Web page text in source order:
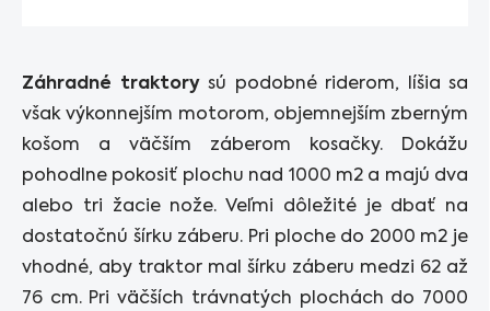
Záhradné traktory sú podobné riderom, líšia sa
však výkonnejším motorom, objemnejším zberným
košom a väčším záberom kosačky. Dokážu
pohodlne pokosiť plochu nad 1000 m2 a majú dva
alebo tri žacie nože. Veľmi dôležité je dbať na
dostatočnú šírku záberu. Pri ploche do 2000 m2 je
vhodné, aby traktor mal šírku záberu medzi 62 až
76 cm. Pri väčších trávnatých plochách do 7000